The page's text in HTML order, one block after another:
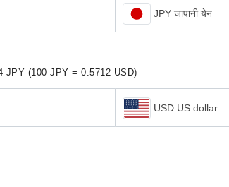
JPY जापानी येन
JPY (100 JPY = 0.5712 USD)
USD US dollar